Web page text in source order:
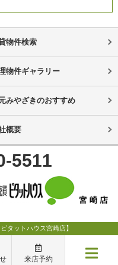
物件検索
物件ギャラリー
みやざきのおすすめ
概要
5511
タットハウス宮崎店】
来店予約